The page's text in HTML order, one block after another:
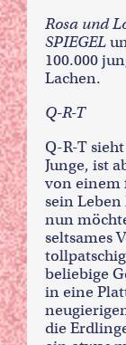
Rosa und
SPIEGEL
100.000
Lachen.
Q-R-T
Q-R-T
Junge, ist
von einem
sein
nun
seltsames
beliebige
in eine
die